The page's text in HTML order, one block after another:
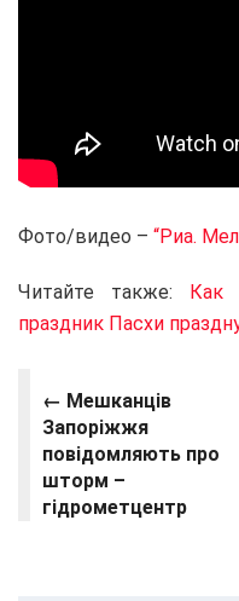
Фото/видео – “Риа.
Читайте также: Как
праздник Пасхи
← Мешканців
Запоріжжя
повідомляють про
шторм –
гідрометцентр